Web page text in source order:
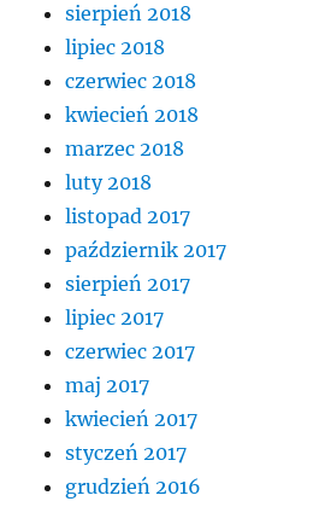
sierpień 2018
lipiec 2018
czerwiec 2018
kwiecień 2018
marzec 2018
luty 2018
listopad 2017
październik 2017
sierpień 2017
lipiec 2017
czerwiec 2017
maj 2017
kwiecień 2017
styczeń 2017
grudzień 2016